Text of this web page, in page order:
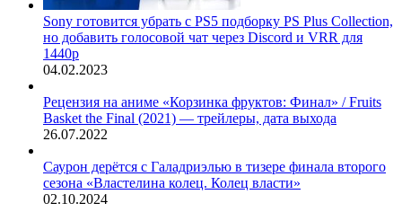
Sony готовится убрать с PS5 подборку PS Plus Collection,
но добавить голосовой чат через Discord и VRR для
1440p
04.02.2023
Рецензия на аниме «Корзинка фруктов: Финал» / Fruits
Basket the Final (2021) — трейлеры, дата выхода
26.07.2022
Саурон дерётся с Галадриэлью в тизере финала второго
сезона «Властелина колец. Колец власти»
02.10.2024